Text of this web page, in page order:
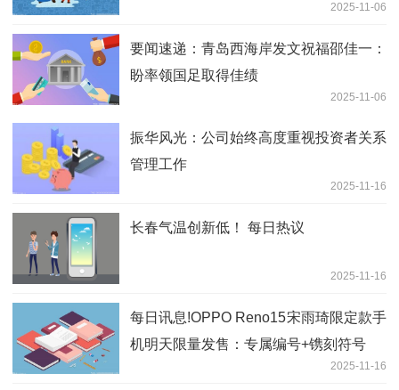
2025-11-06
要闻速递：青岛西海岸发文祝福邵佳一：
盼率领国足取得佳绩
2025-11-06
振华风光：公司始终高度重视投资者关系
管理工作
2025-11-16
长春气温创新低！ 每日热议
2025-11-16
每日讯息!OPPO Reno15宋雨琦限定款手
机明天限量发售：专属编号+镌刻符号
2025-11-16